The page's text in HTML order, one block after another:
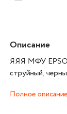
Описание
ЯЯЯ МФУ
струйный,
Полное описание